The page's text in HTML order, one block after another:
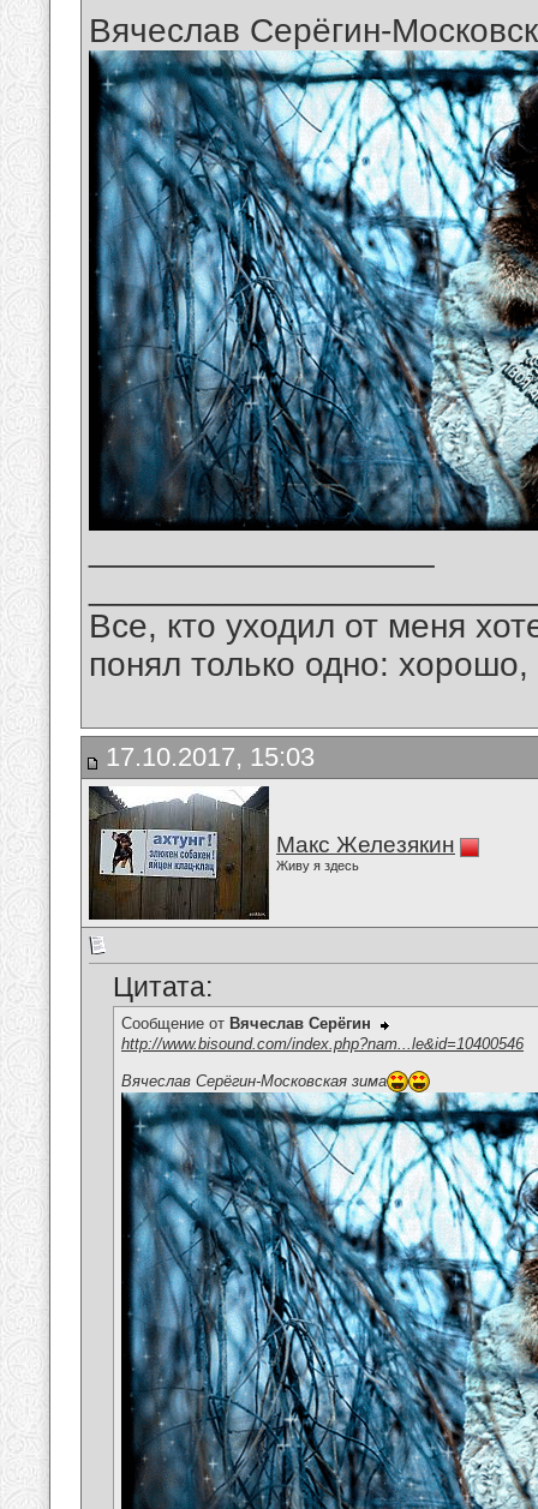
Вячеслав Серёгин-
Все, кто уходил от меня
понял только одно:
17.10.2017, 15:03
Макс Железякин
Живу я здесь
Цитата:
Сообщение от Вячеслав Серёгин
http://www.bisound.com/index.php?nam...le&id=10400546
Вячеслав Серёгин-Московская зима